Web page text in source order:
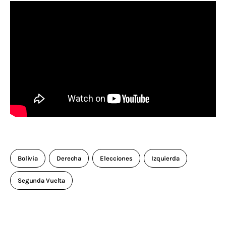
Bolivia Derecha Elecciones Izquierda
Segunda Vuelta